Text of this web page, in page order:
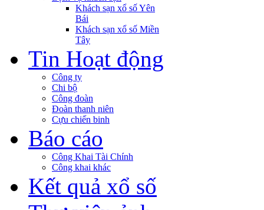
Khách sạn xổ số Yên
Bái
Khách sạn xổ số Miền
Tây
Tin Hoạt động
Công ty
Chi bộ
Công đoàn
Đoàn thanh niên
Cựu chiến binh
Báo cáo
Công Khai Tài Chính
Công khai khác
Kết quả xổ số